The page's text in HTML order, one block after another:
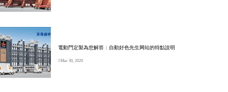
電動門定製為您解答：自動好色先生网站的特點說明
Mar 30, 2020